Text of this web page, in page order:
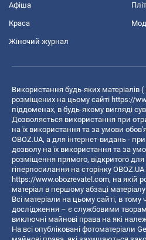
Афіша
Краса
Жіночий журнал
Використання будь-яких матеріалів
розміщених на цьому сайті https://
піддоменах, в будь-якому вигляді
Дозволяється використання при
на їх використання та за умови
OBOZ.UA, а для інтернет-видань -
дозволу на їх використання та за
розміщення прямого, відкритого
гіперпосилання на сторінку
https://www.obozrevatel.com, на якій
матеріал в першому абзаці
Всі матеріали на цьому сайті, в тому
дослідження – є службовими
виключні майнові права на які
На всі опубліковані фотоматеріали